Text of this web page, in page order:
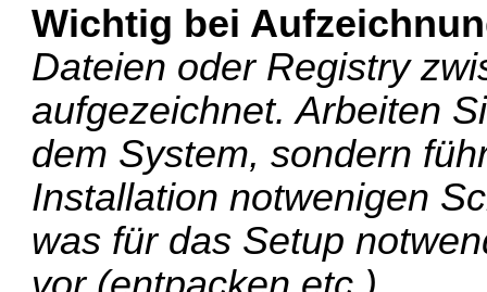
Wichtig bei
Dateien oder Registry
aufgezeichnet. Arbeiten
dem System, sondern
Installation notwenigen
was für das Setup